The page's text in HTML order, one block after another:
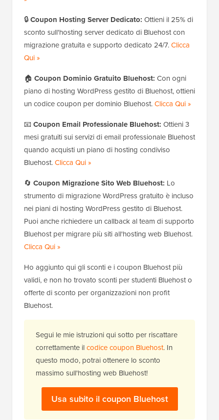
🔒Coupon Hosting Server Dedicato: Ottieni il 25% di
sconto sull'hosting server dedicato di Bluehost con
migrazione gratuita e supporto dedicato 24/7.Clicca
Qui »
🏠 Coupon Dominio Gratuito Bluehost: Con ogni
piano di hosting WordPress gestito di Bluehost, ottieni
un codice coupon per dominio Bluehost.Clicca Qui »
📧 Coupon Email Professionale Bluehost: Ottieni 3
mesi gratuiti sui servizi di email professionale Bluehost
quando acquisti un piano di hosting condiviso
Bluehost.Clicca Qui »
🔄 Coupon Migrazione Sito Web Bluehost: Lo
strumento di migrazione WordPress gratuito è incluso
nei piani di hosting WordPress gestito di Bluehost.
Puoi anche richiedere un callback al team di supporto
Bluehost per migrare più siti all'hosting web Bluehost.
Clicca Qui »
Ho aggiunto qui gli sconti e i coupon Bluehost più
validi, e non ho trovato sconti per studenti Bluehost o
offerte di sconto per organizzazioni non profit
Bluehost.
Segui le mie istruzioni qui sotto per riscattare
correttamente ilcodice coupon Bluehost. In
questo modo, potrai ottenere lo sconto
massimo sull'hosting web Bluehost!
Usa subito il coupon Bluehost